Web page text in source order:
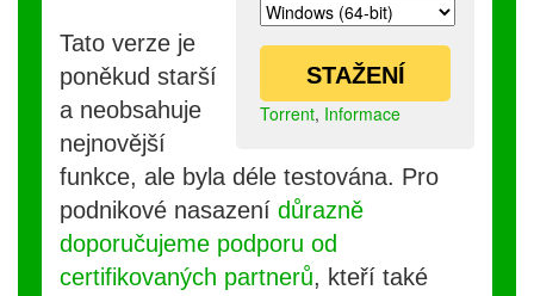
STAŽENÍ
Torrent, Informace
Tato verze je
poněkud starší
a neobsahuje
nejnovější
funkce, ale byla déle testována. Pro
podnikové nasazení důrazně
doporučujeme podporu od
certifikovaných partnerů, kteří také